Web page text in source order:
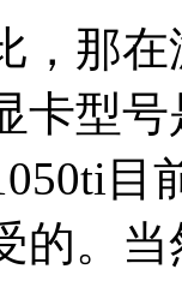
，那
卡型
目
的。